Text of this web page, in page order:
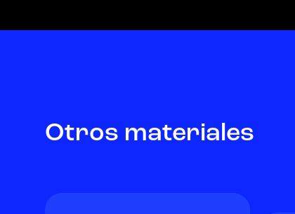
Otros materiales